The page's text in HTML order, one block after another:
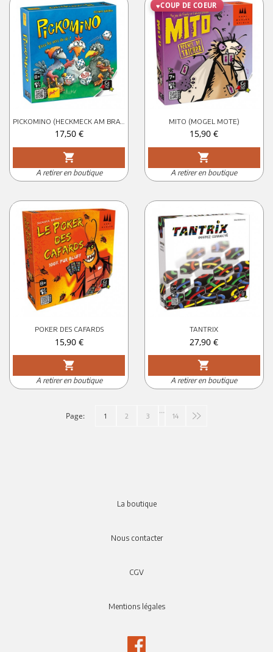
Prix
17,50 €
shopping_cart
A retirer en boutique
COUP DE COEUR
MITO (MOGEL MOTE)
Prix
15,90 €
shopping_cart
A retirer en boutique
POKER DES CAFARDS
Prix
15,90 €
shopping_cart
A retirer en boutique
TANTRIX
Prix
27,90 €
shopping_cart
A retirer en boutique
Page: 1 2 3
…
14
La boutique
Nous contacter
CGV
Mentions légales